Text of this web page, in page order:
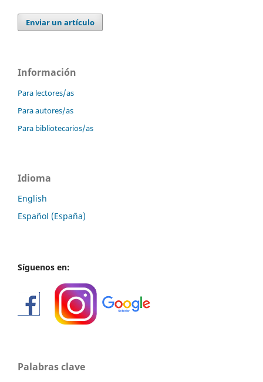
Enviar un artículo
Información
Para lectores/as
Para autores/as
Para bibliotecarios/as
Idioma
English
Español (España)
Síguenos en:
Palabras clave